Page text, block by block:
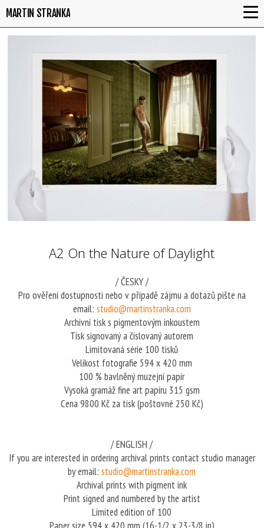
MARTIN STRANKA
A2 On the Nature of Daylight
/ ČESKY /
Pro ověření dostupnosti nebo v případě zájmu a dotazů pište na
email: studio@martinstranka.com
Archivní tisk s pigmentovým inkoustem
Tisk signovaný a číslovaný autorem
Limitovaná série 100 tisků
Velikost fotografie 594 x 420 mm
100 % bavlněný muzejní papír
Vysoká gramáž fine art papíru 315 gsm
Cena 9800 Kč za tisk (poštovné 250 Kč)
/ ENGLISH /
If you are interested in ordering archival prints contact studio manager
by email:studio@martinstranka.com
Archival prints with pigment ink
Print signed and numbered by the artist
Limited edition of 100